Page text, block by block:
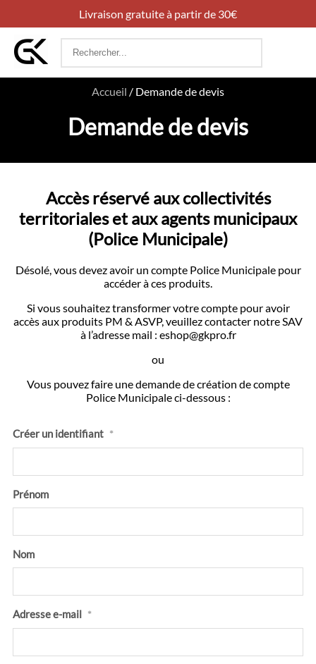
Livraison gratuite à partir de 30€
Rechercher
Accueil / Demande de devis
Demande de devis
Accès réservé aux collectivités
territoriales et aux agents municipaux
(Police Municipale)
Désolé, vous devez avoir un compte Police Municipale pour
accéder à ces produits.
Si vous souhaitez transformer votre compte pour avoir
accès aux produits PM & ASVP, veuillez contacter notre SAV
à l’adresse mail : eshop@gkpro.fr
ou
Vous pouvez faire une demande de création de compte
Police Municipale ci-dessous :
Créer un identifiant *
Prénom
Nom
Adresse e-mail *